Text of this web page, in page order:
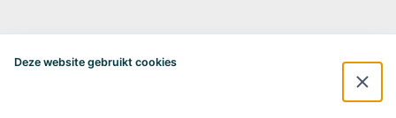
Postbus 7057
Deze website gebruikt cookies